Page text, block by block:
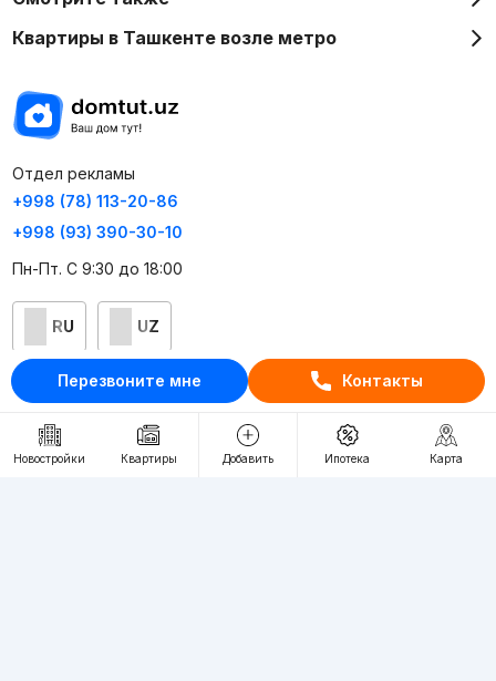
Перезвоните мне Контакты
Новостройки Квартиры Добавить Ипотека Карта
Квартиры в Ташкенте возле метро
Отдел рекламы
+998 (78) 113-20-86
+998 (93) 390-30-10
Пн-Пт. С 9:30 до 18:00
RU UZ
Контакты
О проекте
Проект компании Webnow ©